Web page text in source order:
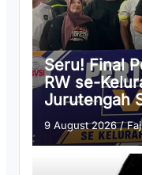
Seru! Final
RW se-
Jurutengah
9 August 2026/